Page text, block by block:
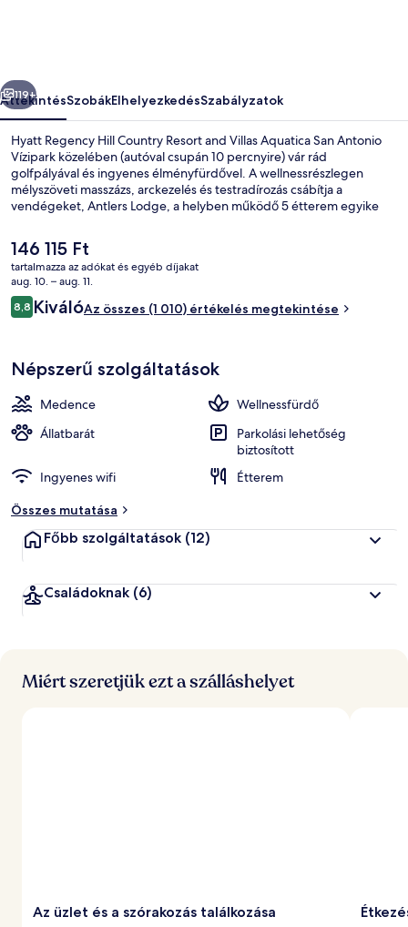
képgalériája
Következő
119+
ÁttekintésSzobákElhelyezkedésSzabályzatok
Hyatt Regency Hill Country Resort and Villas Aquatica San Antonio
Vízipark közelében (autóval csupán 10 percnyire) vár rád
golfpályával és ingyenes élményfürdővel. A wellnessrészlegen
mélyszöveti masszázs, arckezelés és testradírozás csábítja a
vendégeket, Antlers Lodge, a helyben működő 5 étterem egyike
medence, egy "lazy river" (cirkuláló) medence és egy medence
melletti bár is tartozik. Más utazók jónak értékelik a szálláshely
következő jellemzőit: segítőkész személyzet és a szálláshely általános
állapota.
A
jelenlegi
ár
146 115 Ft
146 115 Ft
tartalmazza az adókat és egyéb díjakat
aug. 10. – aug. 11.
Értékelések
8,88,8 ennyiből: 10
KiválóAz összes (1 010) értékelés megtekintése
Népszerű szolgáltatások
Medence
Wellnessfürdő
Állatbarát
Parkolási lehetőség
biztosított
Ingyenes wifi
Étterem
Összes mutatása
Főbb szolgáltatások (12)
Családoknak (6)
Miért szeretjük ezt a szálláshelyet
Az üzlet és a szórakozás találkozása